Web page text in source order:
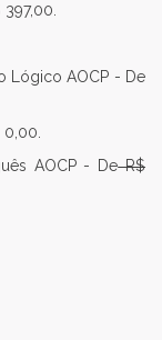
Lógico AOCP - De
AOCP - DeR$